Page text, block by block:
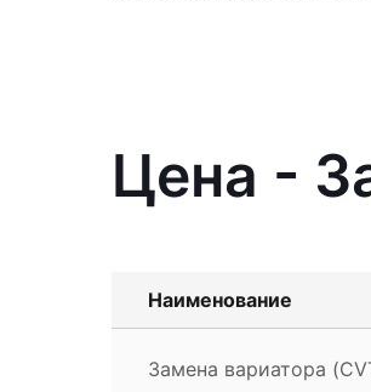
Цена -
Наименование
Замена вариатора